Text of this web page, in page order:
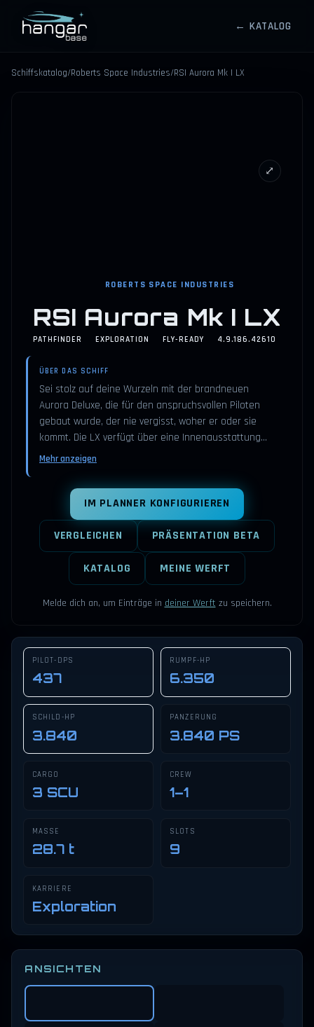
HANGARBASE
← KATALOG
Schiffskatalog/Roberts Space Industries/RSI Aurora Mk I LX
ROBERTS SPACE INDUSTRIES
RSI Aurora Mk I LX
PATHFINDER EXPLORATION FLY-READY 4.9.186.42610
ÜBER DAS SCHIFF
Sei stolz auf deine Wurzeln mit der brandneuen
Aurora Deluxe, die für den anspruchsvollen Piloten
gebaut wurde, der nie vergisst, woher er oder sie
kommt. Die LX verfügt über eine Innenausstattung…
Mehr anzeigen
IM PLANNER KONFIGURIEREN
VERGLEICHEN PRÄSENTATION BETA
KATALOG MEINE WERFT
Melde dich an, um Einträge in deiner Werft zu speichern.
⤢
PILOT-DPS
437
RUMPF-HP
6.350
SCHILD-HP
3.840
PANZERUNG
3.840 PS
CARGO
3 SCU
CREW
1–1
MASSE
28.7 t
SLOTS
9
KARRIERE
Exploration
ANSICHTEN